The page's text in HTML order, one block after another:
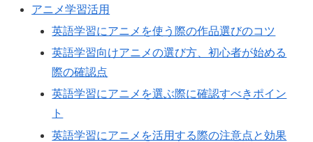
アニメ学習活用
英語学習にアニメを使う際の作品選びのコツ
英語学習向けアニメの選び方、初心者が始める
際の確認点
英語学習にアニメを選ぶ際に確認すべきポイン
ト
英語学習にアニメを活用する際の注意点と効果